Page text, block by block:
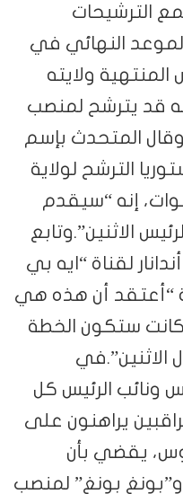
الترشيحات
النهائي في
المنتهية ولايته
قد يترشح لمنصب
المتحدث بإسم
الترشح لولاية
إنه “سيقدم
الاثنين”.وتابع
لقناة “ايه بي
“أعتقد أن هذه هي
كانت ستكون الخطة
الاثنين”.في
ونائب الرئيس كل
يراهنون على
يقضي بأن
و”بونغ بونغ” لمنصب